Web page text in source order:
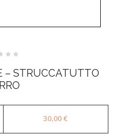
– STRUCCATUTTO
30,00€